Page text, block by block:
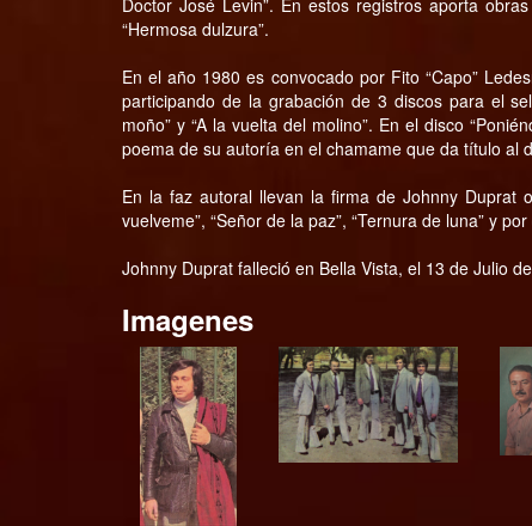
Doctor José Levin”. En estos registros aporta
“Hermosa dulzura”.
En el año 1980 es convocado por Fito “Capo”
participando de la grabación de 3 discos para el
moño” y “A la vuelta del molino”. En el disco
poema de su autoría en el chamame que da título al
En la faz autoral llevan la firma de Johnny Duprat
vuelveme”, “Señor de la paz”, “Ternura de luna” y
Johnny Duprat falleció en Bella Vista, el 13 de Julio
Imagenes